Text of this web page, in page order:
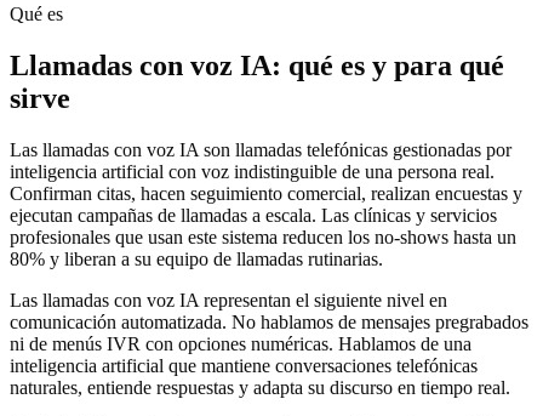
Qué es
Llamadas con voz IA: qué es y para qué
sirve
Las llamadas con voz IA son llamadas telefónicas gestionadas por
inteligencia artificial con voz indistinguible de una persona real.
Confirman citas, hacen seguimiento comercial, realizan encuestas y
ejecutan campañas de llamadas a escala. Las clínicas y servicios
profesionales que usan este sistema reducen los no-shows hasta un
80% y liberan a su equipo de llamadas rutinarias.
Las llamadas con voz IA representan el siguiente nivel en
comunicación automatizada. No hablamos de mensajes pregrabados
ni de menús IVR con opciones numéricas. Hablamos de una
inteligencia artificial que mantiene conversaciones telefónicas
naturales, entiende respuestas y adapta su discurso en tiempo real.